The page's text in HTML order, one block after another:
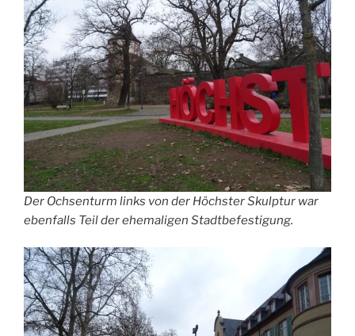
Der Ochsenturm links von der Höchster Skulptur war
ebenfalls Teil der ehemaligen Stadtbefestigung.